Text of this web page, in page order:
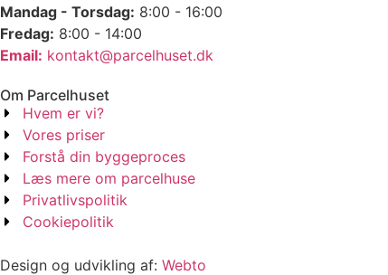
Mandag - Torsdag: 8:00 - 16:00
Fredag: 8:00 - 14:00
Email: kontakt@parcelhuset.dk
Om Parcelhuset
Hvem er vi?
Vores priser
Forstå din byggeproces
Læs mere om parcelhuse
Privatlivspolitik
Cookiepolitik
Design og udvikling af: Webto